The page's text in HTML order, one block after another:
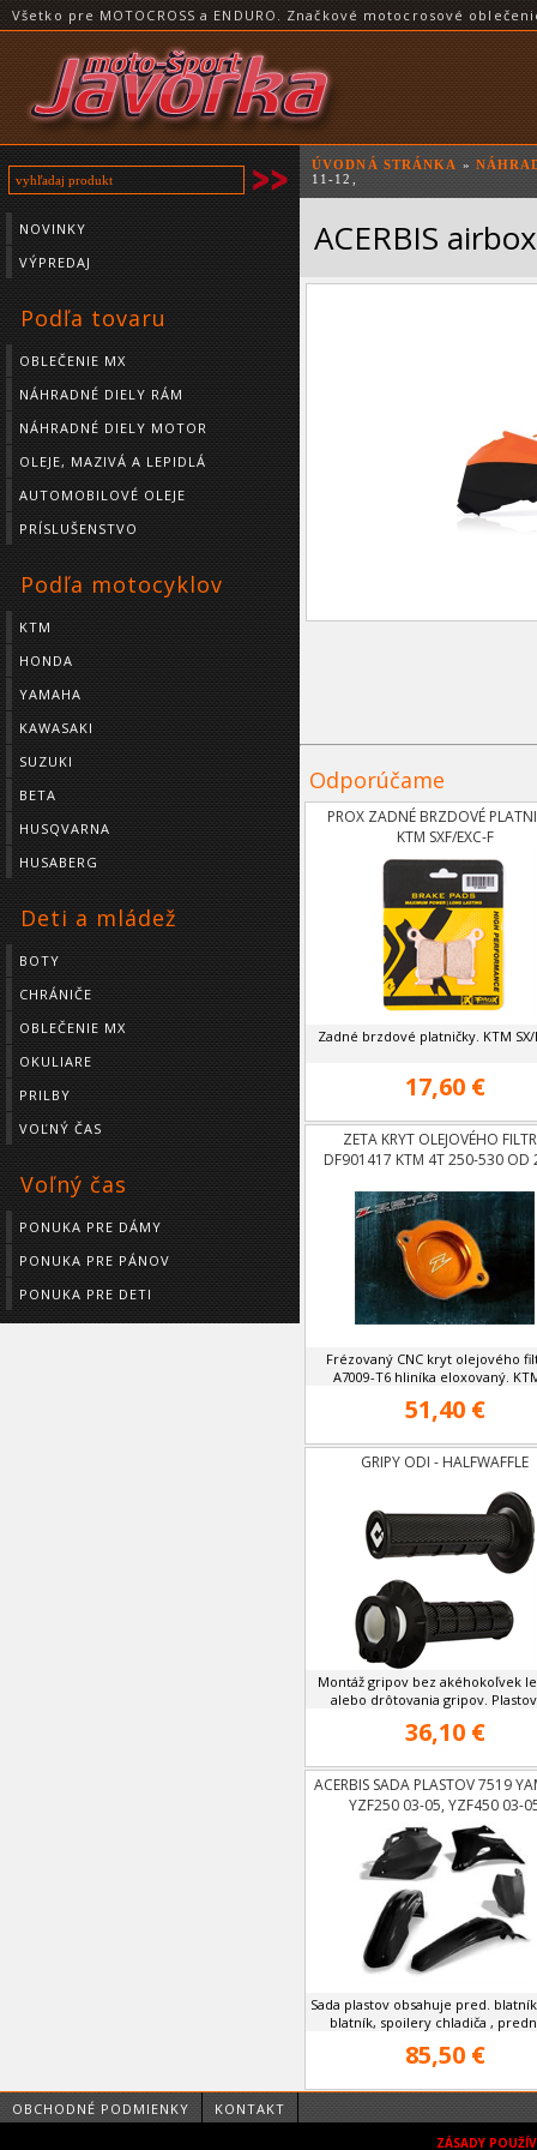
Všetko pre MOTOCROSS a ENDURO. Značkové motocrosové
NOVINKY
VÝPREDAJ
Podľa tovaru
OBLEČENIE MX
NÁHRADNÉ DIELY RÁM
NÁHRADNÉ DIELY MOTOR
OLEJE, MAZIVÁ A LEPIDLÁ
AUTOMOBILOVÉ OLEJE
PRÍSLUŠENSTVO
Podľa motocyklov
KTM
HONDA
YAMAHA
KAWASAKI
SUZUKI
BETA
HUSQVARNA
HUSABERG
Deti a mládež
BOTY
CHRÁNIČE
OBLEČENIE MX
OKULIARE
PRILBY
VOĽNÝ ČAS
Voľný čas
PONUKA PRE DÁMY
PONUKA PRE PÁNOV
PONUKA PRE DETI
ÚVODNÁ STRÁNKA »
11-12,
ACERBIS
Odporúčame
PROX ZADNÉ BRZDOVÉ
KTM SXF/EXC-F
,HUSABERG,HUSQVARNA
Zadné brzdové platničky. KTM SX/
17,60 €
ZETA KRYT OLEJOVÉHO
DF901417 KTM 4T 250-530 OD
Frézovaný CNC kryt olejového
A7009-T6 hliníka eloxovaný.
51,40 €
GRIPY ODI - HALFWAFFLE
Montáž gripov bez akéhokoľvek
alebo drôtovania gripov.
36,10 €
ACERBIS SADA PLASTOV 7519
YZF250 03-05, YZF450 03-
Sada plastov obsahuje pred.
blatník, spoilery chladiča ,
85,50 €
OBCHODNÉ PODMIENKY KONTAKT
ZÁSADY